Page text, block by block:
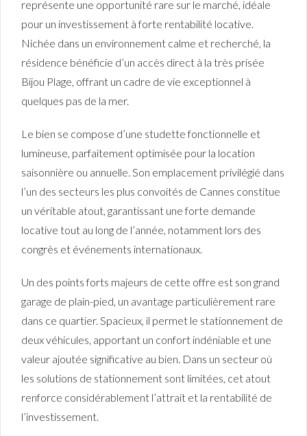
représente une opportunité rare sur le marché, idéale
pour un investissement à forte rentabilité locative.
Nichée dans un environnement calme et recherché, la
résidence bénéficie d’un accès direct à la très prisée
Bijou Plage, offrant un cadre de vie exceptionnel à
quelques pas de la mer.
Le bien se compose d’une studette fonctionnelle et
lumineuse, parfaitement optimisée pour la location
saisonnière ou annuelle. Son emplacement privilégié dans
l’un des secteurs les plus convoités de Cannes constitue
un véritable atout, garantissant une forte demande
locative tout au long de l’année, notamment lors des
congrès et événements internationaux.
Un des points forts majeurs de cette offre est son grand
garage de plain-pied, un avantage particulièrement rare
dans ce quartier. Spacieux, il permet le stationnement de
deux véhicules, apportant un confort indéniable et une
valeur ajoutée significative au bien. Dans un secteur où
les solutions de stationnement sont limitées, cet atout
renforce considérablement l’attrait et la rentabilité de
l’investissement.